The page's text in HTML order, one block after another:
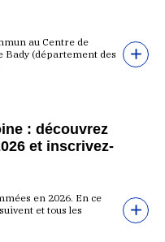
au Centre de
(département des
: découvrez
et inscrivez-
en 2026. En ce
et tous les